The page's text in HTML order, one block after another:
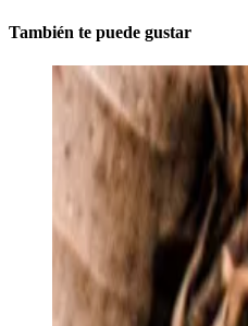
También te puede gustar